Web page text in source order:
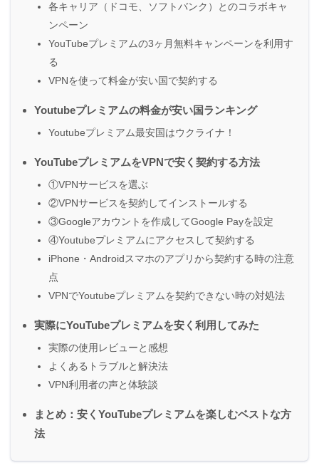
各キャリア（ドコモ、ソフトバンク）とのコラボキャ
ンペーン
YouTubeプレミアムの3ヶ月無料キャンペーンを利用す
る
VPNを使って料金が安い国で契約する
Youtubeプレミアムの料金が安い国ランキング
Youtubeプレミアム最安国はウクライナ！
YouTubeプレミアムをVPNで安く契約する方法
①VPNサービスを選ぶ
②VPNサービスを契約してインストールする
③Googleアカウントを作成してGoogle Payを設定
④Youtubeプレミアムにアクセスして契約する
iPhone・Androidスマホのアプリから契約する時の注意
点
VPNでYoutubeプレミアムを契約できない時の対処法
実際にYouTubeプレミアムを安く利用してみた
実際の使用レビューと感想
よくあるトラブルと解決法
VPN利用者の声と体験談
まとめ：安くYouTubeプレミアムを楽しむベストな方
法